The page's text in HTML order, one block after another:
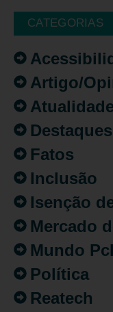
CATEGORIAS
Artigo/
Destaques
Fatos
Inclusão
Isenção
Mercado
Mundo
Política
Reatech